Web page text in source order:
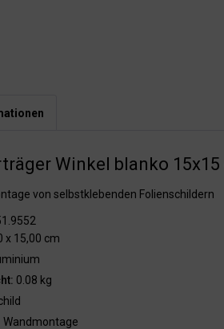
Winkel blanko 15x15
von selbstklebenden Folienschildern
x 15,00 cm
0.08 kg
Wandmontage